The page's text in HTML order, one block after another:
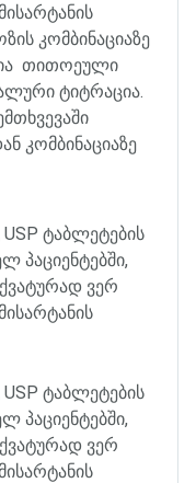
კომბინაციაზე
თითოეული
ტიტრაცია.
კომბინაციაზე
USP ტაბლეტების
პაციენტებში,
ვერ
USP ტაბლეტების
პაციენტებში,
ვერ